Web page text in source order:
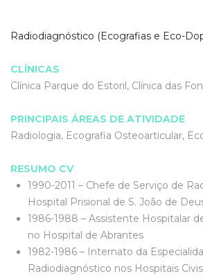
Radiodiagnóstico (Ecografias e Eco-
CLÍNICAS
Clínica Parque do Estoril, Clínica das
PRINCIPAIS ÁREAS DE ATIVIDADE
Radiologia, Ecografia Osteoarticular,
RESUMO CV
1990-2011 – Chefe de Serviço de
Hospital Prisional de S. João de
1986-1988 – Assistente Hospitalar
no Hospital de Abrantes
1982-1986 – Internato da
Radiodiagnóstico nos Hospitais